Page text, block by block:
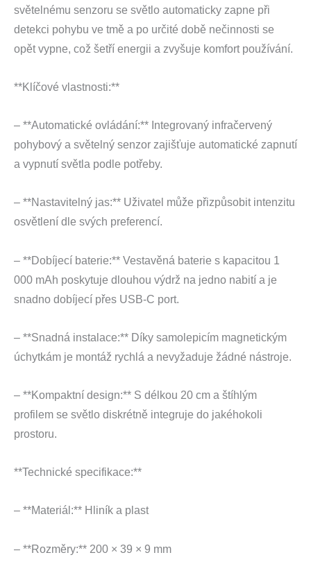
světelnému senzoru se světlo automaticky zapne při
detekci pohybu ve tmě a po určité době nečinnosti se
opět vypne, což šetří energii a zvyšuje komfort používání.
**Klíčové vlastnosti:**
– **Automatické ovládání:** Integrovaný infračervený
pohybový a světelný senzor zajišťuje automatické zapnutí
a vypnutí světla podle potřeby.
– **Nastavitelný jas:** Uživatel může přizpůsobit intenzitu
osvětlení dle svých preferencí.
– **Dobíjecí baterie:** Vestavěná baterie s kapacitou 1
000 mAh poskytuje dlouhou výdrž na jedno nabití a je
snadno dobíjecí přes USB-C port.
– **Snadná instalace:** Díky samolepicím magnetickým
úchytkám je montáž rychlá a nevyžaduje žádné nástroje.
– **Kompaktní design:** S délkou 20 cm a štíhlým
profilem se světlo diskrétně integruje do jakéhokoli
prostoru.
**Technické specifikace:**
– **Materiál:** Hliník a plast
– **Rozměry:** 200 × 39 × 9 mm